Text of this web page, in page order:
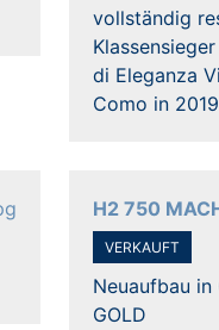
vollständig
di Eleganza
Como in 2019
H2 750
VERKAUFT
Neuaufbau in
GOLD